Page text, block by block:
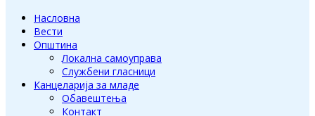
Насловна
Вести
Општина
Локална самоуправа
Службени гласници
Канцеларија за младе
Обавештења
Контакт